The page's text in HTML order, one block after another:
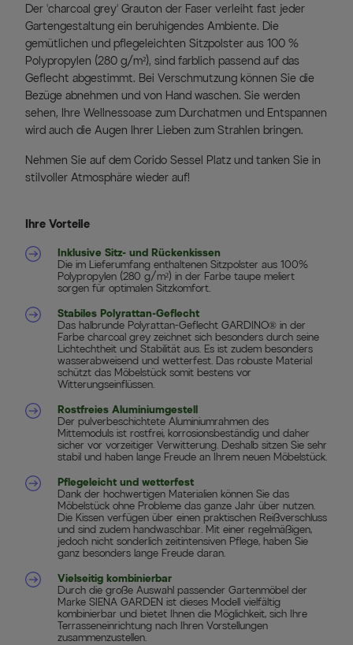
Der 'charcoal grey' Grauton der Faser verleiht fast jeder
Gartengestaltung ein beruhigendes Ambiente. Die
gemütlichen und pflegeleichten Sitzpolster aus 100 %
Polypropylen (280 g/m²), sind farblich passend auf das
Geflecht abgestimmt. Bei Verschmutzung können Sie die
Bezüge abnehmen und von Hand waschen. Sie werden
sehen, Ihre Wellnessoase zum Durchatmen und Entspannen
wird auch die Augen Ihrer Lieben zum Strahlen bringen.
Nehmen Sie auf dem Corido Sessel Platz und tanken Sie in
stilvoller Atmosphäre wieder auf!
Ihre Vorteile
Inklusive Sitz- und Rückenkissen
Die im Lieferumfang enthaltenen Sitzpolster aus 100%
Polypropylen (280 g/m²) in der Farbe taupe meliert
sorgen für optimalen Sitzkomfort.
Stabiles Polyrattan-Geflecht
Das halbrunde Polyrattan-Geflecht GARDINO® in der
Farbe charcoal grey zeichnet sich besonders durch seine
Lichtechtheit und Stabilität aus. Es ist zudem besonders
wasserabweisend und wetterfest. Das robuste Material
schützt das Möbelstück somit bestens vor
Witterungseinflüssen.
Rostfreies Aluminiumgestell
Der pulverbeschichtete Aluminiumrahmen des
Mittemoduls ist rostfrei, korrosionsbeständig und daher
sicher vor vorzeitiger Verwitterung. Deshalb sitzen Sie sehr
stabil und haben lange Freude an Ihrem neuen Möbelstück.
Pflegeleicht und wetterfest
Dank der hochwertigen Materialien können Sie das
Möbelstück ohne Probleme das ganze Jahr über nutzen.
Die Kissen verfügen über einen praktischen Reißverschluss
und sind zudem handwaschbar. Mit einer regelmäßigen,
jedoch nicht sonderlich zeitintensiven Pflege, haben Sie
ganz besonders lange Freude daran.
Vielseitig kombinierbar
Durch die große Auswahl passender Gartenmöbel der
Marke SIENA GARDEN ist dieses Modell vielfältig
kombinierbar und bietet Ihnen die Möglichkeit, sich Ihre
Terrasseneinrichtung nach Ihren Vorstellungen
zusammenzustellen.